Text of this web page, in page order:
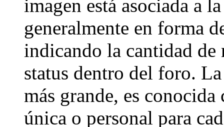
imagen está asociada a
generalmente en forma
indicando la cantidad de
status dentro del foro.
más grande, es
única o personal para